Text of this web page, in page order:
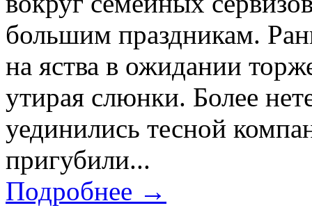
большим праздникам.
на яства в ожидании
утирая слюнки. Более
уединились тесной
пригубили...
Подробнее →